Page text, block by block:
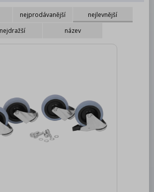
nejprodávanější
nejlevnější
nejdražší
název